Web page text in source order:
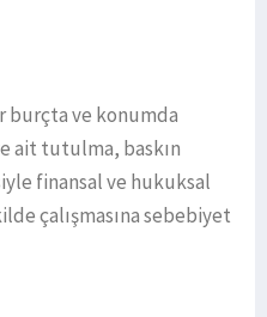
burçta ve konumda
ait tutulma, baskın
finansal ve hukuksal
çalışmasına sebebiyet